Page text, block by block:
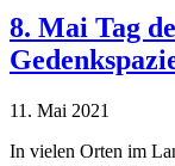
8. Mai Tag
11. Mai 2021
In vielen Orten im